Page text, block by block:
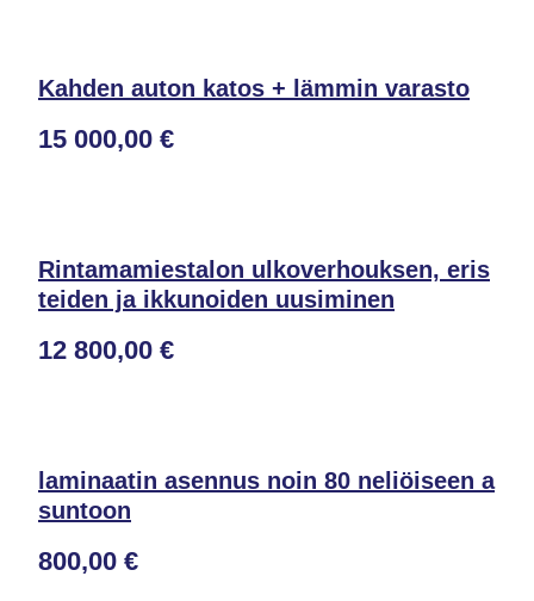
Kahden auton katos + lämmin varasto
15 000,00 €
Rintamamiestalon ulkoverhouksen, eris
teiden ja ikkunoiden uusiminen
12 800,00 €
laminaatin asennus noin 80 neliöiseen a
suntoon
800,00 €